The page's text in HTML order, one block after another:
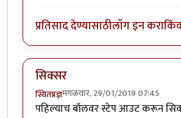
प्रतिसाद देण्यासाठीलॉग इन करा
सिक्सर
स्थितप्रज्ञमंगळवार, 29/01/2019 07:45
पहिल्याच बॉलवर स्टेप आउट करून